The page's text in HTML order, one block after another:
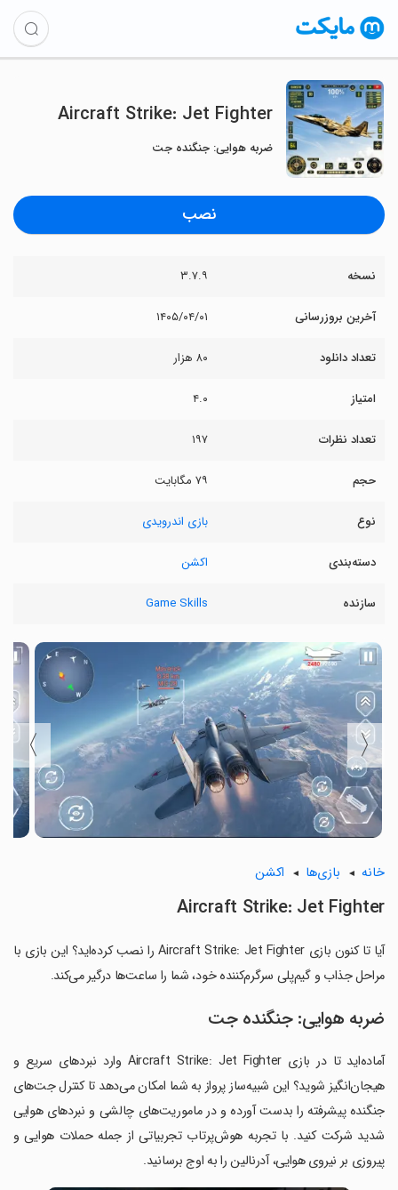
Aircraft Strike: Jet Fighter
ضربه هوایی: جنگنده جت
نصب
نسخه ۳.۷.۹
آخرین بروزرسانی ۱۴۰۵/۰۴/۰۱
تعداد دانلود ۸۰ هزار
امتیاز ۴.۰
تعداد نظرات ۱۹۷
حجم ۷۹ مگابایت
نوع بازی اندرویدی
دسته‌بندی اکشن
سازنده Game Skills
〈
〉
خانه بازی‌ها اکشن
Aircraft Strike: Jet Fighter
آیا تا کنون بازی Aircraft Strike: Jet Fighter را نصب کرده‌اید؟ این بازی با
مراحل جذاب و گیم‌پلی سرگرم‌کننده خود، شما را ساعت‌ها درگیر می‌کند.
ضربه هوایی: جنگنده جت
آماده‌اید تا در بازی Aircraft Strike: Jet Fighter وارد نبردهای سریع و
هیجان‌انگیز شوید؟ این شبیه‌ساز پرواز به شما امکان می‌دهد تا کنترل جت‌های
جنگنده پیشرفته را بدست آورده و در ماموریت‌های چالشی و نبردهای هوایی
شدید شرکت کنید. با تجربه هوش‌پرتاب تجربیاتی از جمله حملات هوایی و
پیروزی بر نیروی هوایی، آدرنالین را به اوج برسانید.